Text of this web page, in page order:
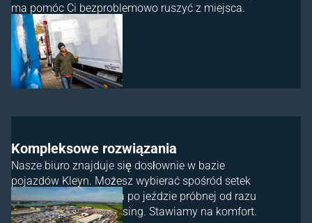
ma pomóc Ci bezproblemowo ruszyć z miejsca.
Kompleksowe rozwiązania
Nasze biuro znajduje się dosłownie w bazie
pojazdów Kleyn. Możesz wybierać spośród setek
pojazdów firmowych, a po jeździe próbnej od razu
zdecydować się na leasing. Stawiamy na komfort.